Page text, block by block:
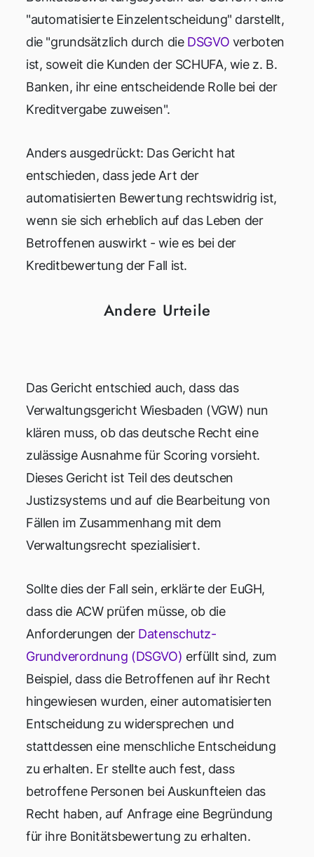
"automatisierte Einzelentscheidung" darstellt,
die "grundsätzlich durch die DSGVO verboten
ist, soweit die Kunden der SCHUFA, wie z. B.
Banken, ihr eine entscheidende Rolle bei der
Kreditvergabe zuweisen".
Anders ausgedrückt: Das Gericht hat
entschieden, dass jede Art der
automatisierten Bewertung rechtswidrig ist,
wenn sie sich erheblich auf das Leben der
Betroffenen auswirkt - wie es bei der
Kreditbewertung der Fall ist.
Andere Urteile
Das Gericht entschied auch, dass das
Verwaltungsgericht Wiesbaden (VGW) nun
klären muss, ob das deutsche Recht eine
zulässige Ausnahme für Scoring vorsieht.
Dieses Gericht ist Teil des deutschen
Justizsystems und auf die Bearbeitung von
Fällen im Zusammenhang mit dem
Verwaltungsrecht spezialisiert.
Sollte dies der Fall sein, erklärte der EuGH,
dass die ACW prüfen müsse, ob die
Anforderungen der Datenschutz-
Grundverordnung (DSGVO) erfüllt sind, zum
Beispiel, dass die Betroffenen auf ihr Recht
hingewiesen wurden, einer automatisierten
Entscheidung zu widersprechen und
stattdessen eine menschliche Entscheidung
zu erhalten. Er stellte auch fest, dass
betroffene Personen bei Auskunfteien das
Recht haben, auf Anfrage eine Begründung
für ihre Bonitätsbewertung zu erhalten.